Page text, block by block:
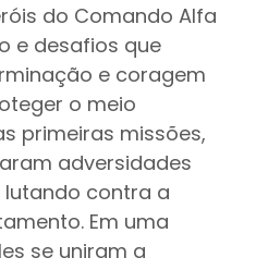
do Comando Alfa
e desafios que
e coragem
o meio
primeiras missões,
adversidades
lutando contra a
Em uma
se uniram a